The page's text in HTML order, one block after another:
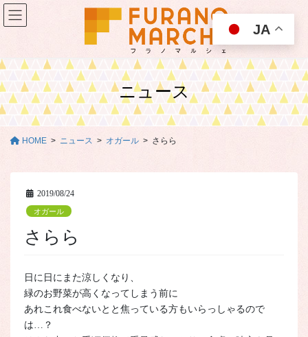
コ
ン
ツ
移
動
ナ
ビ
シ
ン
に
ニュース
HOME ニュース オガール さらら
2019/08/24
オガール
さらら
日に日にまた涼しくなり、
緑のお野菜が高くなってしまう前に
あれこれ食べないとと焦っている方もいらっしゃるので
は…？
JA